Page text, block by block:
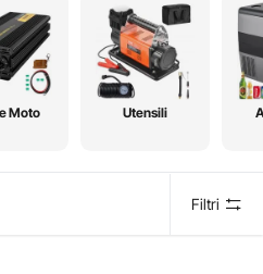
Moto Utensili
Filtri